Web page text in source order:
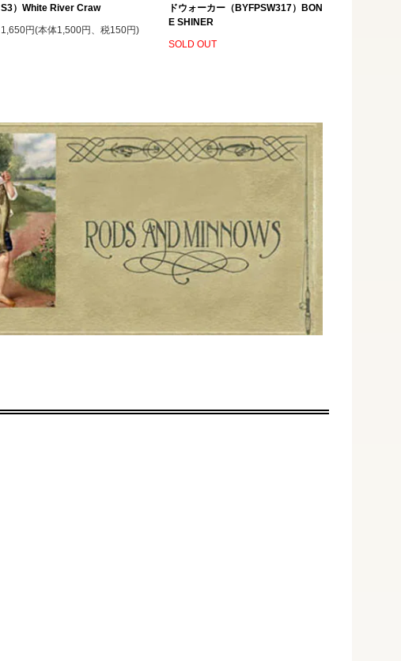
S3）White River Craw
1,650円(本体1,500円、税150円)
ドウォーカー（BYFPSW317）BON
E SHINER
SOLD OUT